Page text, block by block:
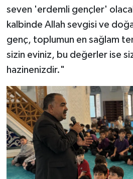
seven 'erdemli gençler'
kalbinde Allah sevgisi ve
genç, toplumun en sağlam
sizin eviniz, bu değerler ise
hazinenizdir."
Hakkari Müftülüğü
Hatay Müftülüğü
Iğdır Müftülüğü
Isparta Müftülüğü
İstanbul Müftülüğü
İzmir Müftülüğü
Kahramanmaraş